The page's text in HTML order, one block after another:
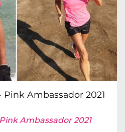
Ambassador 2021
Pink Ambassador 2021